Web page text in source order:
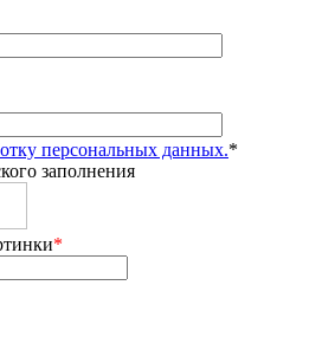
персональных данных.*
заполнения
*